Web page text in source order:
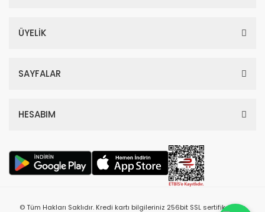
ÜYELİK
SAYFALAR
HESABIM
© Tüm Hakları Saklıdır. Kredi kartı bilgileriniz 256bit SSL sertifikası ile